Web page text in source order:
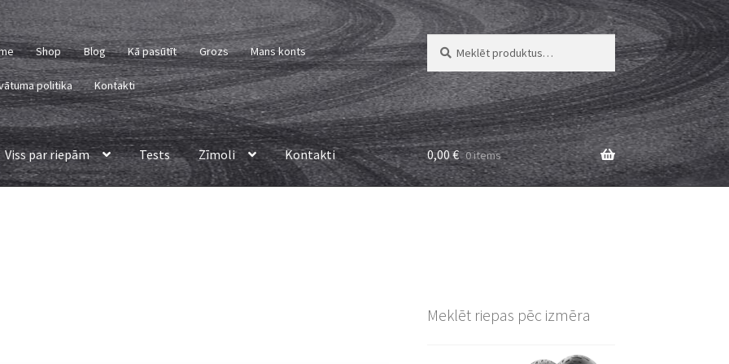
Shop Blog Kā pasūtīt Grozs Mans konts
politika Kontakti
Meklēt:
Meklēt
Viss par riepām Tests Zīmoli Kontakti 0,00€ 0 items
Meklēt riepas pēc izmēra